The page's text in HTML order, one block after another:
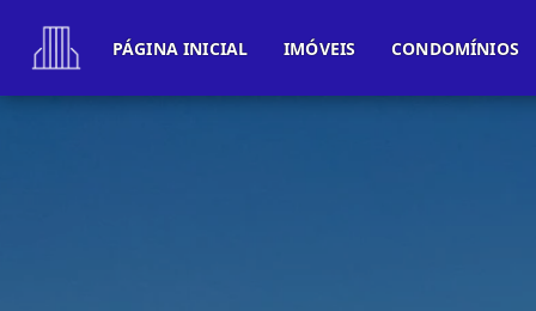
PÁGINA INICIAL IMÓVEIS CONDOMÍNIOS